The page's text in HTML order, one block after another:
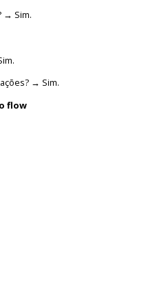
→ Sim.
→ Sim.
flow